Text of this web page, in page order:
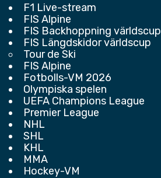
F1 Live-stream
FIS Alpine
FIS Backhoppning världscup
FIS Längdskidor världscup
Tour de Ski
FIS Alpine
Fotbolls-VM 2026
Olympiska spelen
UEFA Champions League
Premier League
NHL
SHL
KHL
MMA
Hockey-VM